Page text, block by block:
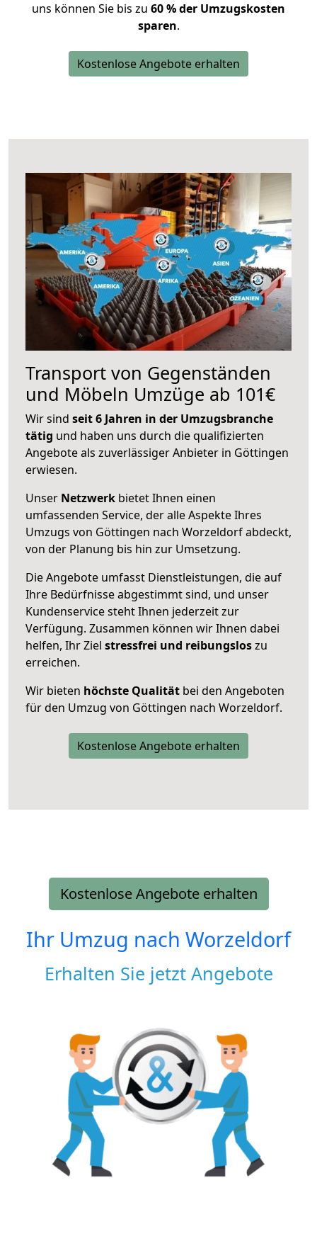
uns können Sie bis zu 60 % der Umzugskosten
sparen.
Kostenlose Angebote erhalten
Transport von Gegenständen
und Möbeln Umzüge ab 101€
Wir sind seit 6 Jahren in der Umzugsbranche
tätig und haben uns durch die qualifizierten
Angebote als zuverlässiger Anbieter in Göttingen
erwiesen.
Unser Netzwerk bietet Ihnen einen
umfassenden Service, der alle Aspekte Ihres
Umzugs von Göttingen nach Worzeldorf abdeckt,
von der Planung bis hin zur Umsetzung.
Die Angebote umfasst Dienstleistungen, die auf
Ihre Bedürfnisse abgestimmt sind, und unser
Kundenservice steht Ihnen jederzeit zur
Verfügung. Zusammen können wir Ihnen dabei
helfen, Ihr Ziel stressfrei und reibungsloszu
erreichen.
Wir bieten höchste Qualität bei den Angeboten
für den Umzug von Göttingen nach Worzeldorf.
Kostenlose Angebote erhalten
Kostenlose Angebote erhalten
Ihr Umzug nach Worzeldorf
Erhalten Sie jetzt Angebote